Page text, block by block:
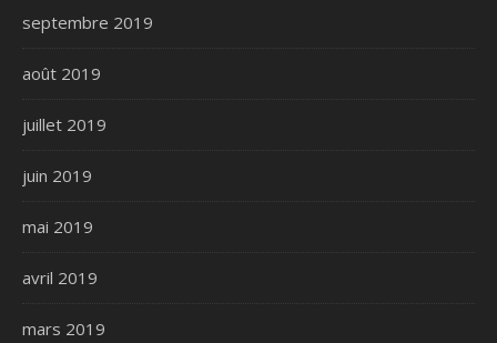
septembre 2019
août 2019
juillet 2019
juin 2019
mai 2019
avril 2019
mars 2019